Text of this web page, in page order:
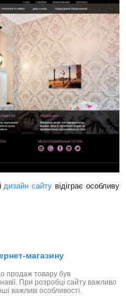
дизайн сайту відіграє особливу
магазину
продаж товару був
При розробці сайту важливо
важливі особливості.